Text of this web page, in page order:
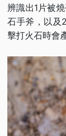
辨識出1片被
石手斧，以及
擊打火石時會